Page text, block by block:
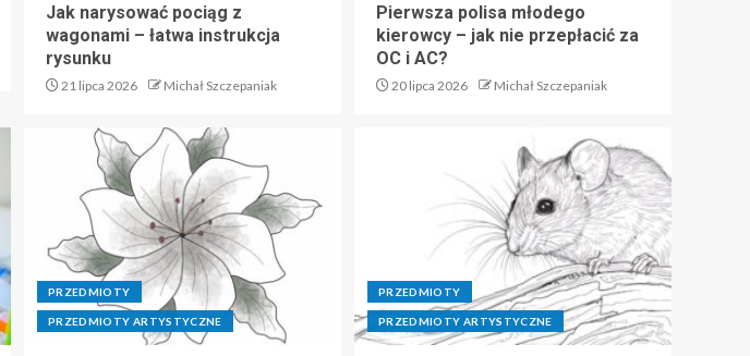
Jak narysować pociąg z
wagonami – łatwa instrukcja
rysunku
21 lipca 2026 Michał Szczepaniak
Pierwsza polisa młodego
kierowcy – jak nie przepłacić za
OC i AC?
20 lipca 2026 Michał Szczepaniak
PRZEDMIOTY
PRZEDMIOTY ARTYSTYCZNE
PRZEDMIOTY
PRZEDMIOTY ARTYSTYCZNE